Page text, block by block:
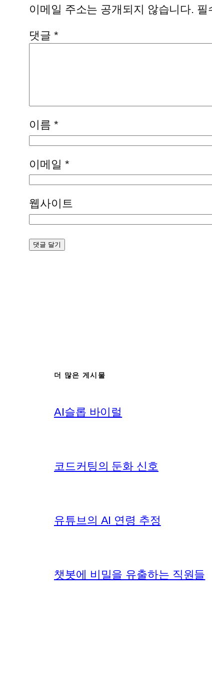
이메일 주소는 공개되지 않습니다. 필
댓글 *
이름 *
이메일 *
웹사이트
더 많은 게시물
AI슬롭 바이럴
코드커팅의 둔화 신호
유튜브의 AI 연령 추정
챗봇에 비밀을 유출하는 직원들